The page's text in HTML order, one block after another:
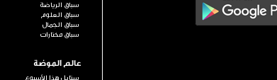
سباق الرياضة
سباق العلوم
سباق الجمال
سباق مختارات
عالم الموضة
ستايل هذا الأسبوع